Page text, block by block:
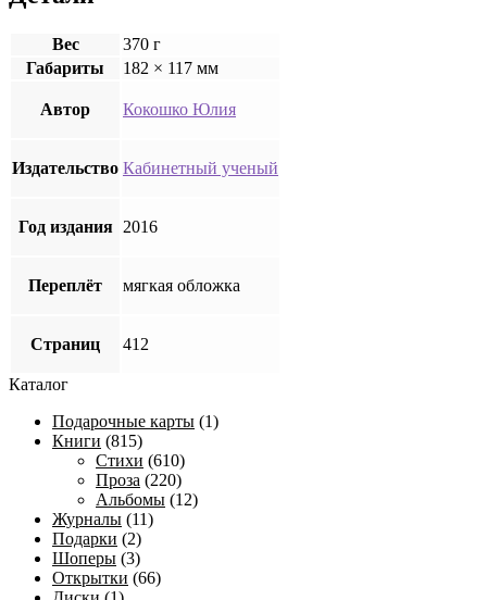
Вес
370 г
Габариты
182 × 117 мм
Автор Кокошко Юлия
Издательство Кабинетный ученый
Год издания 2016
Переплёт мягкая обложка
Страниц 412
Каталог
Подарочные карты (1)
Книги (815)
Стихи (610)
Проза (220)
Альбомы (12)
Журналы (11)
Подарки (2)
Шоперы (3)
Открытки (66)